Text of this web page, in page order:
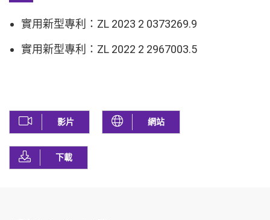
實用新型專利：ZL 2023 2 0373269.9
實用新型專利：ZL 2022 2 2967003.5
影片 網站
下載